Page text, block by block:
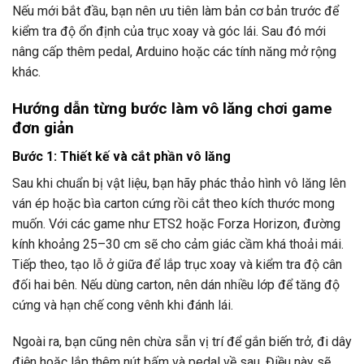
Nếu mới bắt đầu, bạn nên ưu tiên làm bản cơ bản trước để
kiểm tra độ ổn định của trục xoay và góc lái. Sau đó mới
nâng cấp thêm pedal, Arduino hoặc các tính năng mở rộng
khác.
Hướng dẫn từng bước làm vô lăng chơi game
đơn giản
Bước 1: Thiết kế và cắt phần vô lăng
Sau khi chuẩn bị vật liệu, bạn hãy phác thảo hình vô lăng lên
ván ép hoặc bìa carton cứng rồi cắt theo kích thước mong
muốn. Với các game như ETS2 hoặc Forza Horizon, đường
kính khoảng 25–30 cm sẽ cho cảm giác cầm khá thoải mái.
Tiếp theo, tạo lỗ ở giữa để lắp trục xoay và kiểm tra độ cân
đối hai bên. Nếu dùng carton, nên dán nhiều lớp để tăng độ
cứng và hạn chế cong vênh khi đánh lái.
Ngoài ra, bạn cũng nên chừa sẵn vị trí để gắn biến trở, đi dây